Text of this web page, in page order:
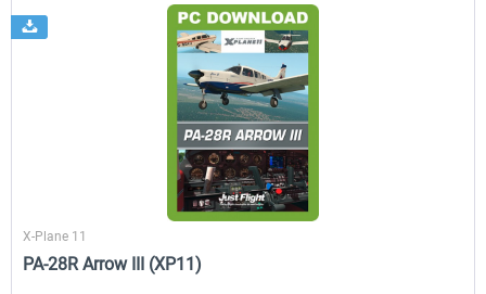
X-Plane 11
PA-28R Arrow III (XP11)